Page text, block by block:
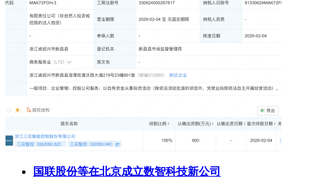
国联股份等在北京成立数智科技新公司